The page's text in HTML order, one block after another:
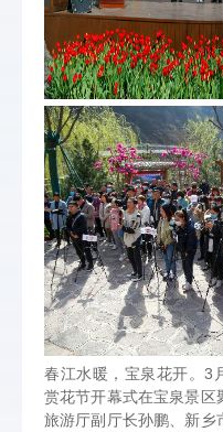
春江水暖，宝泉花开。3
赏花节开幕式在宝泉景区
旅游厅副厅长孙鹏、新乡